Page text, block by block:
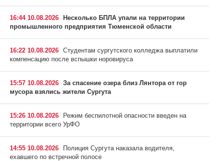
16:44 10.08.2026
Несколько БПЛА упали на территории
промышленного предприятия Тюменской области
16:22 10.08.2026 Студентам сургутского колледжа выплатили
компенсацию после вспышки норовируса
15:57 10.08.2026 За спасение озера близ Лянтора от гор
мусора взялись жители Сургута
15:26 10.08.2026
Режим беспилотной опасности введен на
территории всего УрФО
14:55 10.08.2026
Полиция Сургута наказала водителя,
ехавшего по встречной полосе